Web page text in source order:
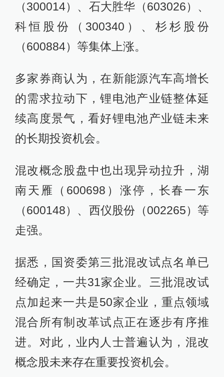
（300014）、石大胜华（603026）、
科恒股份（300340）、杉杉股份
（600884）等集体上涨。
多家券商认为，在新能源汽车高增长
的需求拉动下，锂电池产业链整体延
续高度景气，看好锂电池产业链未来
的长期投资机会。
混改概念股盘中也出现异动拉升，湖
南天雁（600698）涨停，长春一东
（600148）、西仪股份（002265）等
走强。
据悉，国资委第三批混改试点名单已
经确定，一共31家企业。三批混改试
点加起来一共是50家企业，重点领域
混合所有制改革试点正在逐步有序推
进。对此，业内人士普遍认为，混改
概念股未来存在重要投资机会。